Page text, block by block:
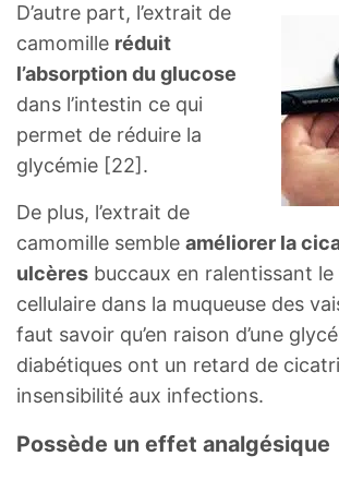
D’autre part, l’extrait de
camomille réduit
l’absorption du glucose
dans l’intestin ce qui
permet de réduire la
glycémie [22].
De plus, l’extrait de
camomille semble améliorer la
ulcères buccaux en ralentissant
cellulaire dans la muqueuse des
faut savoir qu’en raison d’une
diabétiques ont un retard de
insensibilité aux infections.
Possède un effet analgésique